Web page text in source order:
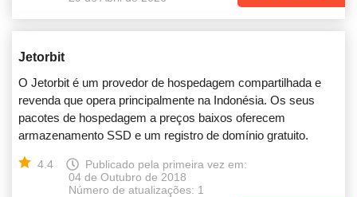
Jetorbit
O Jetorbit é um provedor de hospedagem compartilhada e
revenda que opera principalmente na Indonésia. Os seus
pacotes de hospedagem a preços baixos oferecem
armazenamento SSD e um registro de domínio gratuito.
4.4
Publicado pela primeira vez em:
04 de Outubro de 2018
Número de atualizações: 1